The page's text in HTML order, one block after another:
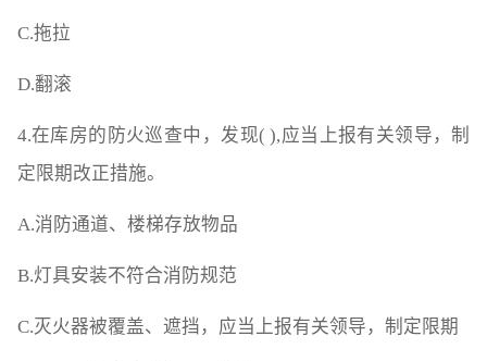
C.拖拉
D.翻滚
4.在库房的防火巡查中，发现( ),应当上报有关领导，制
定限期改正措施。
A.消防通道、楼梯存放物品
B.灯具安装不符合消防规范
C.灭火器被覆盖、遮挡，应当上报有关领导，制定限期